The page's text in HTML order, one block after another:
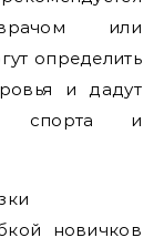
или
определить
и дадут
спорта и
новичков